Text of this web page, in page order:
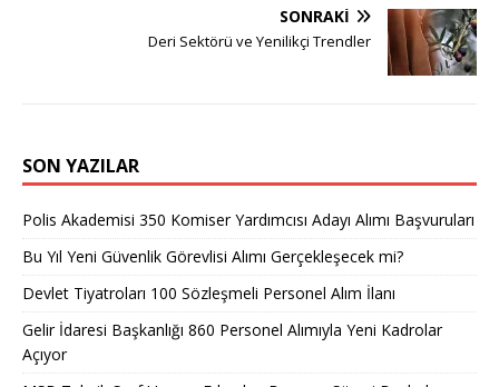
SONRAKI
Deri Sektörü ve Yenilikçi Trendler
SON YAZILAR
Polis Akademisi 350 Komiser Yardımcısı Adayı Alımı Başvuruları
Bu Yıl Yeni Güvenlik Görevlisi Alımı Gerçekleşecek mi?
Devlet Tiyatroları 100 Sözleşmeli Personel Alım İlanı
Gelir İdaresi Başkanlığı 860 Personel Alımıyla Yeni Kadrolar
Açıyor